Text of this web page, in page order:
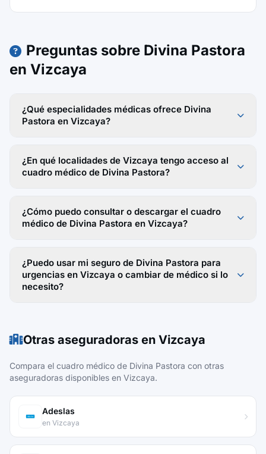
Preguntas sobre Divina Pastora
en Vizcaya
¿Qué especialidades médicas ofrece Divina
Pastora en Vizcaya?
¿En qué localidades de Vizcaya tengo acceso al
cuadro médico de Divina Pastora?
¿Cómo puedo consultar o descargar el cuadro
médico de Divina Pastora en Vizcaya?
¿Puedo usar mi seguro de Divina Pastora para
urgencias en Vizcaya o cambiar de médico si lo
necesito?
Otras aseguradoras en Vizcaya
Compara el cuadro médico de Divina Pastora con otras
aseguradoras disponibles en Vizcaya.
Adeslas
en Vizcaya